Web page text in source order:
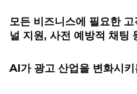
모든 비즈니스에 필요한
널 지원, 사전 예방적 채팅
AI가 광고 산업을 변화시키